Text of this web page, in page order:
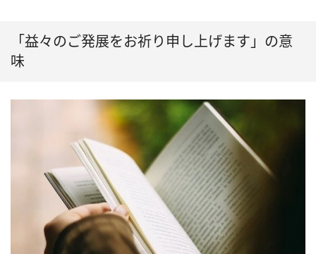
「益々のご発展をお祈り申し上げます」の意
味